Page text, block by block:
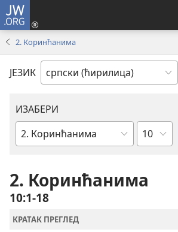
JW.ORG
2. Коринћанима
ЈЕЗИК
ИЗАБЕРИ
Библијска
Поглавље
2. Коринћанима
10:1-18
КРАТАК ПРЕГЛЕД